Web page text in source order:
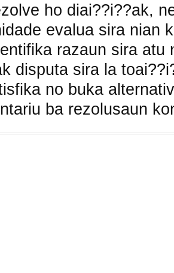
ho diai??i??ak,
evalua sira nian
razaun sira atu
disputa sira la
no buka
ba rezolusaun